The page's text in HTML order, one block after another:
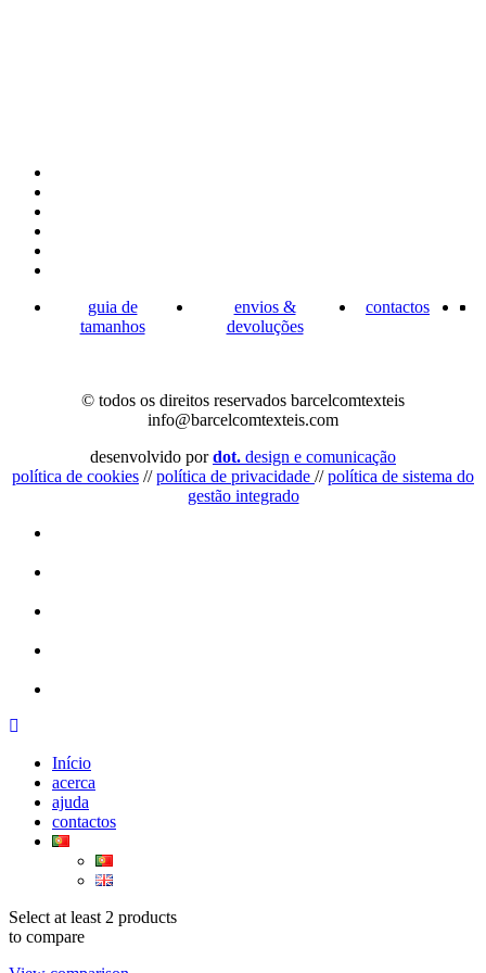
guia de
tamanhos
envios &
devoluções
contactos
© todos os direitos reservados barcelcomtexteis
info@barcelcomtexteis.com
desenvolvido pordot. design e comunicação
política de cookies //política de privacidade //política de sistema do
gestão integrado
Início
acerca
ajuda
contactos
Select at least 2 products
to compare